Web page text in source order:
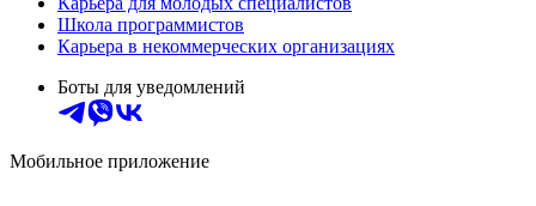
Школа программистов
Карьера в некоммерческих организациях
Боты для уведомлений
Мобильное приложение